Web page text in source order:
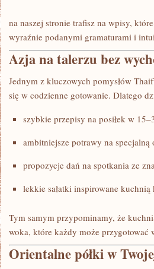
na naszej stronie trafisz na wpisy,
wyraźnie podanymi gramaturami i
Azja na talerzu bez
Jednym z kluczowych pomysłów
się w codzienne gotowanie. Dlatego
szybkie przepisy na posiłek w
ambitniejsze potrawy na specjalną
propozycje dań na spotkania ze
lekkie sałatki inspirowane kuchnią
Tym samym przypominamy, że
woka, które każdy może przygotować
Orientalne półki w